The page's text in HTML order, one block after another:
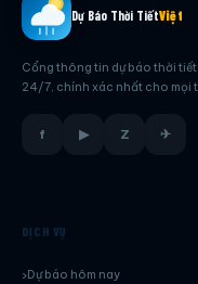
Dự Báo Thời TiếtViệt
Cổng thông tin dự báo thời
24/7, chính xác nhất cho mọi
f ▶ Z ✈
DỊCH VỤ
Dự báo hôm nay